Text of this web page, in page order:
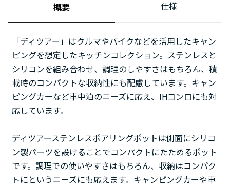
概要 仕様
「ディツアー」はクルマやバイクなどを活用したキャン
ピングを想定したキッチンコレクション。ステンレスと
シリコンを組み合わせ、調理のしやすさはもちろん、積
載時のコンパクトな収納性にも配慮しています。キャン
ピングカーなど車中泊のニーズに応え、IHコンロにも対
応しています。
ディツアーステンレスポアリングポットは側面にシリコ
ン製パーツを設けることでコンパクトにたためるポット
です。調理での使いやすさはもちろん、収納はコンパク
トにというニーズにも応えます。キャンピングカーや車